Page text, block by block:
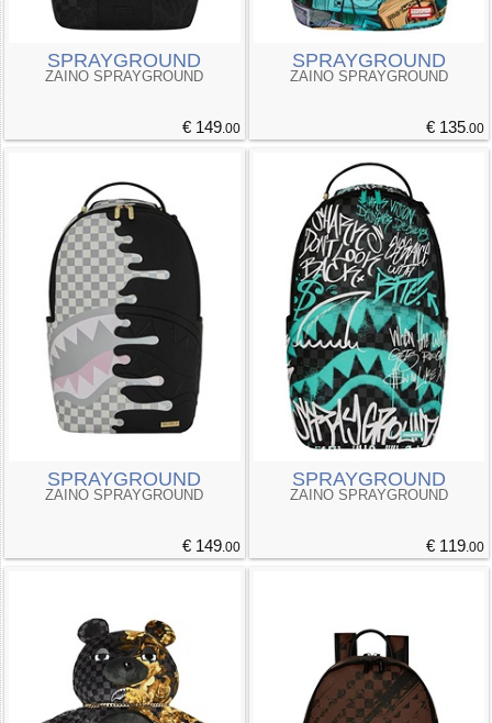
SPRAYGROUND
ZAINO SPRAYGROUND
€ 149.00
SPRAYGROUND
ZAINO SPRAYGROUND
€ 135 .00
SPRAYGROUND
ZAINO SPRAYGROUND
€ 149.00
SPRAYGROUND
ZAINO SPRAYGROUND
€ 119.00